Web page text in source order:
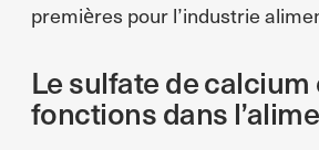
premières pour l’industrie
Le sulfate de calcium
fonctions dans